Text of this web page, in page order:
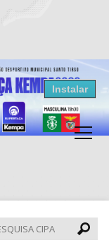
Instalar
CIPA